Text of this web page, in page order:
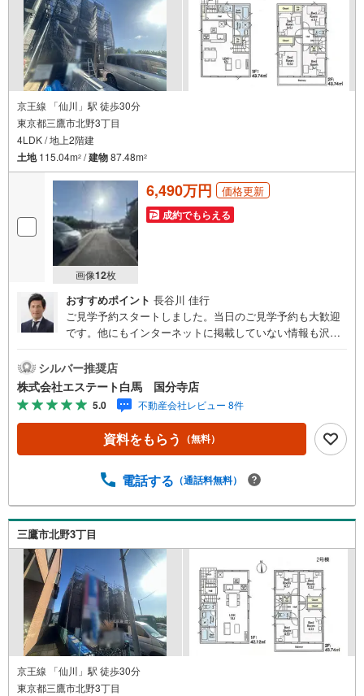
京王線 「仙川」駅 徒歩30分
東京都三鷹市北野3丁目
4LDK / 地上2階建
土地115.04m2 /建物87.48m2
画像12枚
6,490万円 価格更新
成約でもらえる
おすすめポイント 長谷川 佳行
ご見学予約スタートしました。当日のご見学予約も大歓迎
です。他にもインターネットに掲載していない情報も沢山
産キャンペーン対象店舗。当店で物件を成約するとPayPay
ボーナスをプレゼント！「資料をもらう」「見学予約をす
る」ボタンからお問い合わせください。【営業時間 9時30
分～18時30分】（年中無休）・人気物件には特に問い合わ
せが集中するため、お早めにお電話ください。「室内・現
地を見学する」ボタンよりご予約いただくとご見学がスム
消毒、飛沫対策アクリルパネルなどコロナウィルス対策も
提携FPへの無料個別相談サービス外部のファイナンシャル
プランナーへの無料個別ライフプラン相談サービスも御座
います。・キッズスペースや授乳スペース、おむつ替えベ
ッド、アンパンマンジュースなどを完備しておりますの
で、お子様連れでもお気軽にお越し下さい。
シルバー推奨店
株式会社エステート白馬 国分寺店
5.0 不動産会社レビュー 8件
資料をもらう （無料）
電話する （通話料無料）
三鷹市北野3丁目
京王線 「仙川」駅 徒歩30分
東京都三鷹市北野3丁目